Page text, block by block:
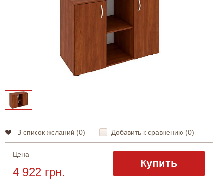
В список желаний (0) Добавить к сравнению (0)
Цена
4 922 грн.
Купить